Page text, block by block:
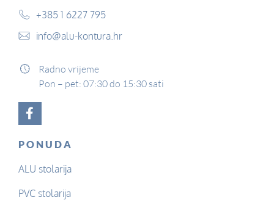
+385 1 6227 795
info@alu-kontura.hr
Radno vrijeme
Pon – pet: 07:30 do 15:30 sati
PONUDA
ALU stolarija
PVC stolarija